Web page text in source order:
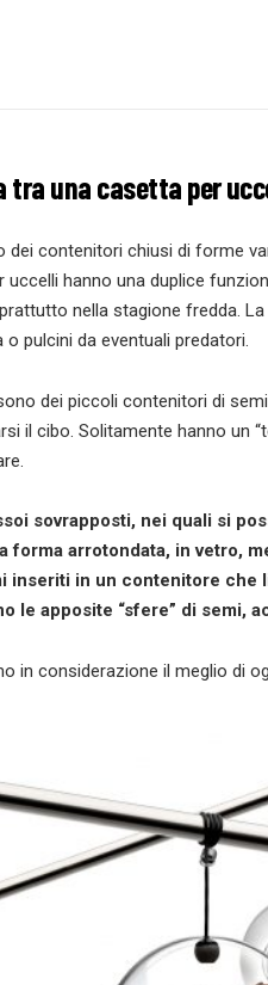
tra una casetta per
dei contenitori chiusi di forme
hanno una duplice
nella stagione fredda.
pulcini da eventuali predatori.
dei piccoli contenitori di
il cibo. Solitamente hanno un
sovrapposti, nei quali si
forma arrotondata, in vetro,
inseriti in un contenitore che
le apposite “sfere” di semi,
in considerazione il meglio di